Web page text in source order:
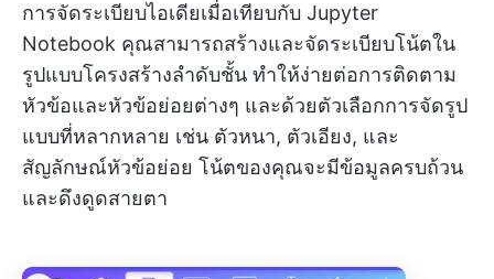
การจัดระเบียบไอเดียเมื่อเทียบกับ Jupyter
Notebook คุณสามารถสร้างและจัดระเบียบโน้ตใน
รูปแบบโครงสร้างลำดับชั้น ทำให้ง่ายต่อการติดตาม
หัวข้อและหัวข้อย่อยต่างๆ และด้วยตัวเลือกการจัดรูป
แบบที่หลากหลาย เช่น ตัวหนา, ตัวเอียง, และ
สัญลักษณ์หัวข้อย่อย โน้ตของคุณจะมีข้อมูลครบถ้วน
และดึงดูดสายตา